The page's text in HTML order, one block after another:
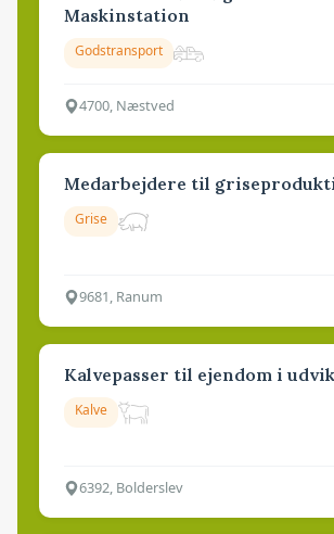
Maskinstation
Godstransport
4700, Næstved
Medarbejdere til
Grise
9681, Ranum
Kalvepasser til ejendom i
Kalve
6392, Bolderslev